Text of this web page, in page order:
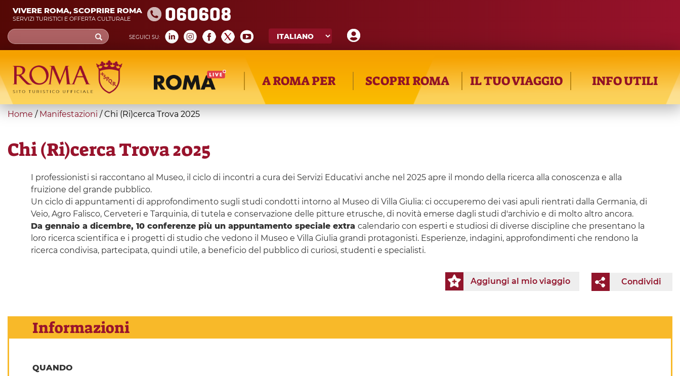
Skip
main
content
VIVERE ROMA, SCOPRIRE ROMA
SERVIZI TURISTICI E OFFERTA CULTURALE 060608
SEGUICI SU:
Search
form
Cerca
A ROMA PER SCOPRI ROMA IL TUO VIAGGIO INFO UTILI
You
here
Home / Manifestazioni /Chi (Ri)cerca Trova 2025
Chi (Ri)cerca Trova 2025
I professionisti si raccontano al Museo, il ciclo di incontri a cura dei Servizi Educativi anche nel 2025 apre il mondo della ricerca alla conoscenza e alla
fruizione del grande pubblico.
Un ciclo di appuntamenti di approfondimento sugli studi condotti intorno al Museo di Villa Giulia: ci occuperemo dei vasi apuli rientrati dalla Germania, di
Veio, Agro Falisco, Cerveteri e Tarquinia, di tutela e conservazione delle pitture etrusche, di novità emerse dagli studi d'archivio e di molto altro ancora.
Da gennaio a dicembre, 10 conferenze più un appuntamento speciale extra calendario con esperti e studiosi di diverse discipline che presentano la
loro ricerca scientifica e i progetti di studio che vedono il Museo e Villa Giulia grandi protagonisti. Esperienze, indagini, approfondimenti che rendono la
ricerca condivisa, partecipata, quindi utile, a beneficio del pubblico di curiosi, studenti e specialisti.
Condividi
Aggiungi al mio viaggio
Informazioni
QUANDO